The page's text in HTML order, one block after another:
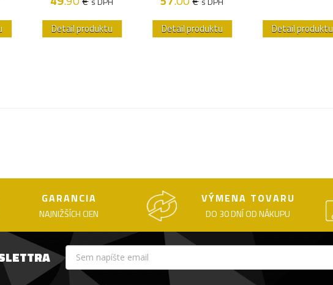
Detail produktu Detail produktu Detail produktu
GARANCIA
NAJNIŽŠÍCH CIEN
VÝMENA TOVARU
DO 30 DNÍ OD NÁKUPU